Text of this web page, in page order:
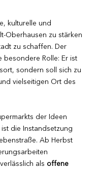
kulturelle und
Oberhausen zu stärken
zu schaffen. Der
besondere Rolle: Er ist
sondern soll sich zu
vielseitigen Ort des
der Ideen
ist die Instandsetzung
Ab Herbst
als offene